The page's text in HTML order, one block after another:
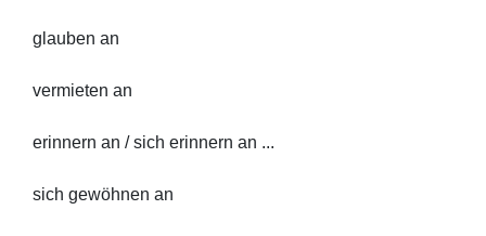
glauben an
vermieten an
erinnern an / sich erinnern an ...
sich gewöhnen an